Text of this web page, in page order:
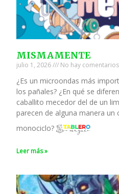
MISMAMENTE
julio 1, 2026 No hay comentarios
¿Es un microondas más
los pañales? ¿En qué se
caballito mecedor del de un
parecen de alguna manera un
monociclo?
Leer más »